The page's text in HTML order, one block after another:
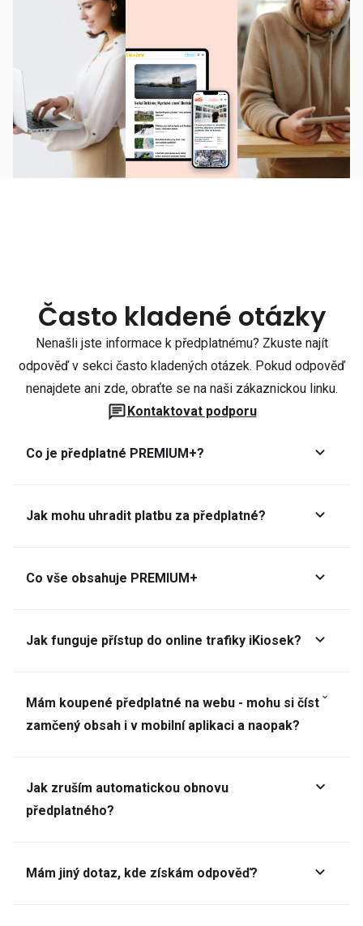
Často kladené otázky
Nenašli jste informace k předplatnému? Zkuste najít
odpověď v sekci často kladených otázek. Pokud odpověď
nenajdete ani zde, obraťte se na naši zákaznickou linku.
Kontaktovat podporu
Co je předplatné PREMIUM+?
Jak mohu uhradit platbu za předplatné?
Co vše obsahuje PREMIUM+
Jak funguje přístup do online trafiky iKiosek?
Mám koupené předplatné na webu - mohu si číst
zamčený obsah i v mobilní aplikaci a naopak?
Jak zruším automatickou obnovu
předplatného?
Mám jiný dotaz, kde získám odpověď?